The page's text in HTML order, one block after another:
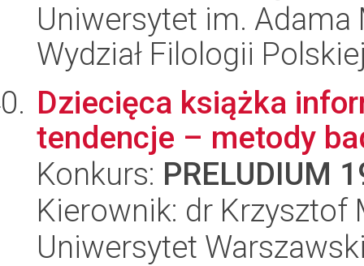
Uniwersytet im.
Wydział Filologii
Dziecięca książka
tendencje – metody
Konkurs: PRELUDIUM
Kierownik: dr Krzysztof
Uniwersytet